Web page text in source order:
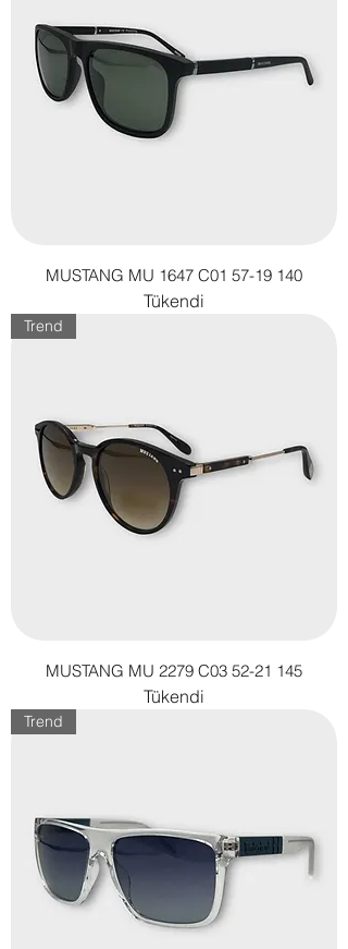
MUSTANG MU 1647 C01 57-19 140
Tükendi
Trend
MUSTANG MU 2279 C03 52-21 145
Tükendi
Trend